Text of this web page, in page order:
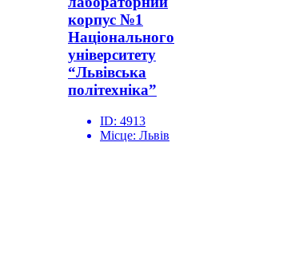
корпус №1
Національного
університету
“Львівська
політехніка”
ID: 4913
Місце: Львів